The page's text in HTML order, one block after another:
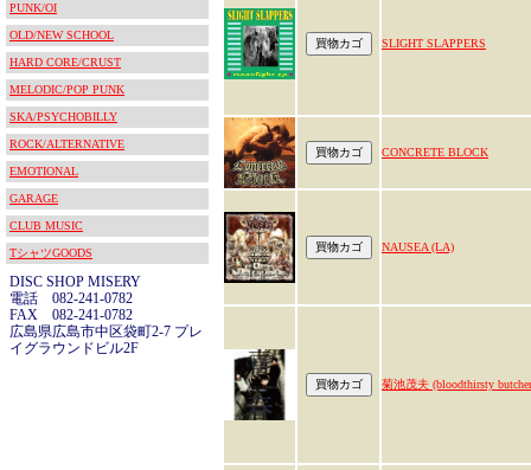
PUNK/OI
OLD/NEW SCHOOL
HARD CORE/CRUST
MELODIC/POP PUNK
SKA/PSYCHOBILLY
ROCK/ALTERNATIVE
EMOTIONAL
GARAGE
CLUB MUSIC
TシャツGOODS
DISC SHOP MISERY
電話 082-241-0782
FAX 082-241-0782
広島県広島市中区袋町2-7 プレ
イグラウンドビル2F
SLIGHT SLAPPERS
CONCRETE BLOCK
NAUSEA (LA)
菊池茂夫 (bloodthirsty